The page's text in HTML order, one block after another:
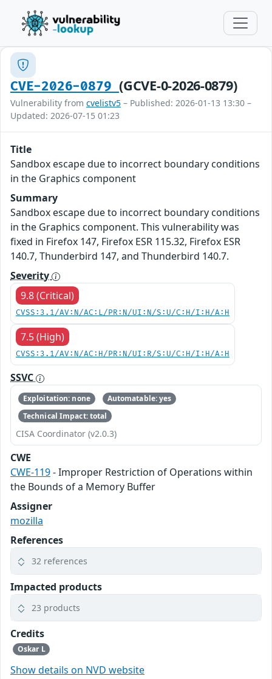
CVE-2026-0879(GCVE-0-2026-0879)
Vulnerability from cvelistv5 – Published: 2026-01-13 13:30 –
Updated: 2026-07-15 01:23
Title
Sandbox escape due to incorrect boundary conditions
in the Graphics component
Summary
Sandbox escape due to incorrect boundary conditions
in the Graphics component. This vulnerability was
fixed in Firefox 147, Firefox ESR 115.32, Firefox ESR
140.7, Thunderbird 147, and Thunderbird 140.7.
Severity
9.8 (Critical)
CVSS:3.1/AV:N/AC:L/PR:N/UI:N/S:U/C:H/I:H/A:H
7.5 (High)
CVSS:3.1/AV:N/AC:H/PR:N/UI:R/S:U/C:H/I:H/A:H
SSVC
Exploitation: none
Automatable: yes
Technical Impact: total
CISA Coordinator (v2.0.3)
CWE
CWE-119- Improper Restriction of Operations within
the Bounds of a Memory Buffer
Assigner
mozilla
References
32 references
Impacted products
23 products
Credits
Oskar L
Show details on NVD website